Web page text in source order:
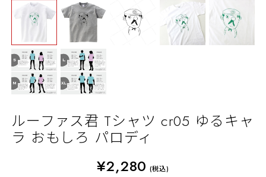
ルーファス君 Tシャツ cr05 ゆるキャ
ラ おもしろ パロディ
¥2,280 (税込)